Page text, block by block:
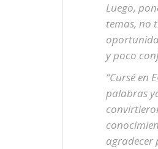
Luego,
temas, no
y poco
“Cursé en
palabras
agradecer